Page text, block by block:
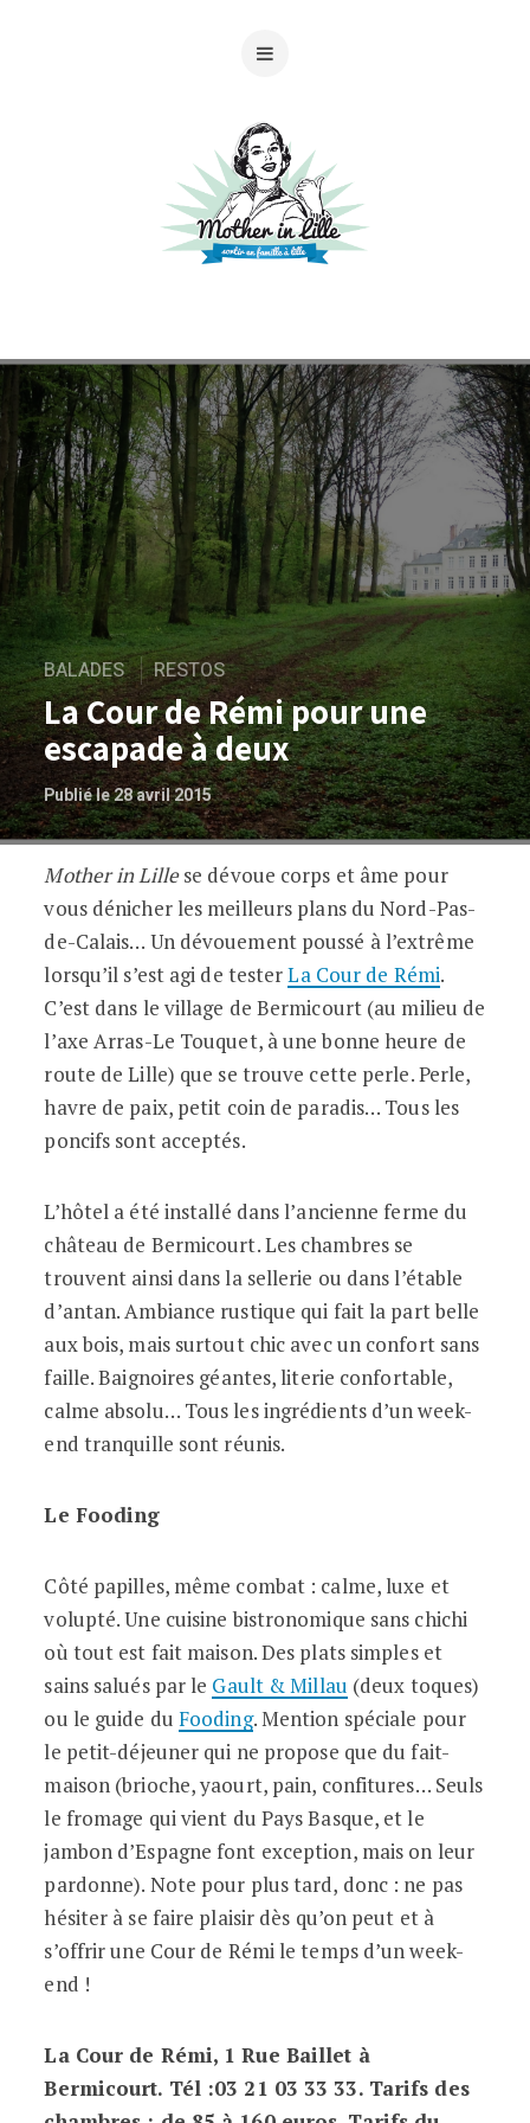
BALADES RESTOS
La Cour de Rémi pour une
escapade à deux
Publié le 28 avril 2015
La Cour de Rémi pour une escapade à
Mother in Lillese dévoue corps et âme pour
vous dénicher les meilleurs plans du Nord-Pas-
de-Calais… Un dévouement poussé à l’extrême
lorsqu’il s’est agi de testerLa Cour de Rémi.
C’est dans le village de Bermicourt (au milieu de
l’axe Arras-Le Touquet, à une bonne heure de
route de Lille) que se trouve cette perle. Perle,
havre de paix, petit coin de paradis… Tous les
poncifs sont acceptés.
L’hôtel a été installé dans l’ancienne ferme du
château de Bermicourt. Les chambres se
trouvent ainsi dans la sellerie ou dans l’étable
d’antan. Ambiance rustique qui fait la part belle
aux bois, mais surtout chic avec un confort sans
faille. Baignoires géantes, literie confortable,
calme absolu… Tous les ingrédients d’un week-
end tranquille sont réunis.
Le Fooding
Côté papilles, même combat : calme, luxe et
volupté. Une cuisine bistronomique sans chichi
où tout est fait maison. Des plats simples et
sains salués par le Gault & Millau (deux toques)
ou le guide du Fooding. Mention spéciale pour
le petit-déjeuner qui ne propose que du fait-
maison (brioche, yaourt, pain, confitures… Seuls
le fromage qui vient du Pays Basque, et le
jambon d’Espagne font exception, mais on leur
pardonne). Note pour plus tard, donc : ne pas
hésiter à se faire plaisir dès qu’on peut et à
s’offrir une Cour de Rémi le temps d’un week-
end !
La Cour de Rémi, 1 Rue Baillet à
Bermicourt. Tél :03 21 03 33 33. Tarifs des